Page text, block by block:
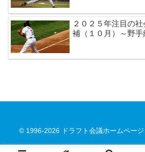
２０２５年注目の
補（１０月）～野手
© 1996-2026 ドラフト会議ホームペー